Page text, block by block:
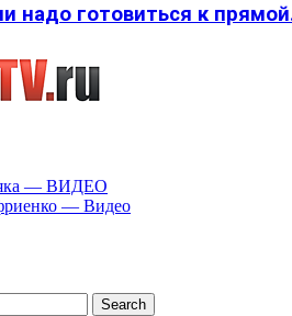
надо готовиться к
— ВИДЕО
— Видео
Search